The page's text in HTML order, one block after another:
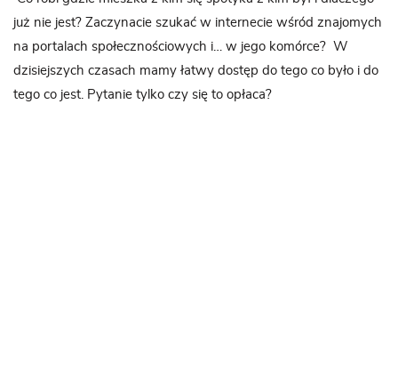
już nie jest? Zaczynacie szukać w internecie wśród znajomych
na portalach społecznościowych i… w jego komórce? W
dzisiejszych czasach mamy łatwy dostęp do tego co było i do
tego co jest. Pytanie tylko czy się to opłaca?